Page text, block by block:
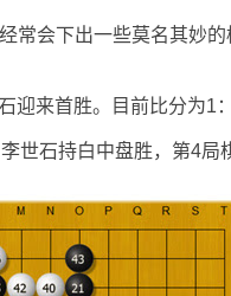
会下出一些莫名其妙的
来首胜。目前比分为1：
石持白中盘胜，第4局